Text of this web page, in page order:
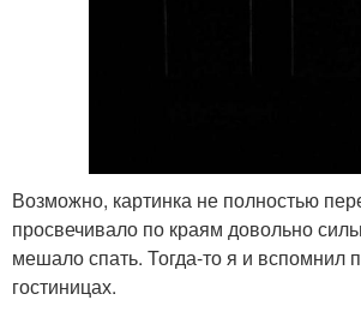
Возможно, картинка не полностью
просвечивало по краям довольно
мешало спать. Тогда-то я и вспомнил
гостиницах.